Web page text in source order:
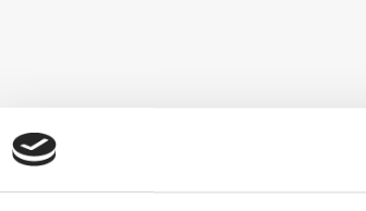
€ 70,00 gratis (NL) Goedgekeurd